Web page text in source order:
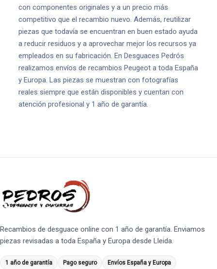
con componentes originales y a un precio más
competitivo que el recambio nuevo. Además, reutilizar
piezas que todavía se encuentran en buen estado ayuda
a reducir residuos y a aprovechar mejor los recursos ya
empleados en su fabricación. En Desguaces Pedrós
realizamos envíos de recambios Peugeot a toda España
y Europa. Las piezas se muestran con fotografías
reales siempre que están disponibles y cuentan con
atención profesional y 1 año de garantía.
Recambios de desguace online con 1 año de garantía. Enviamos
piezas revisadas a toda España y Europa desde Lleida.
1 año de garantía Pago seguro Envíos España y Europa